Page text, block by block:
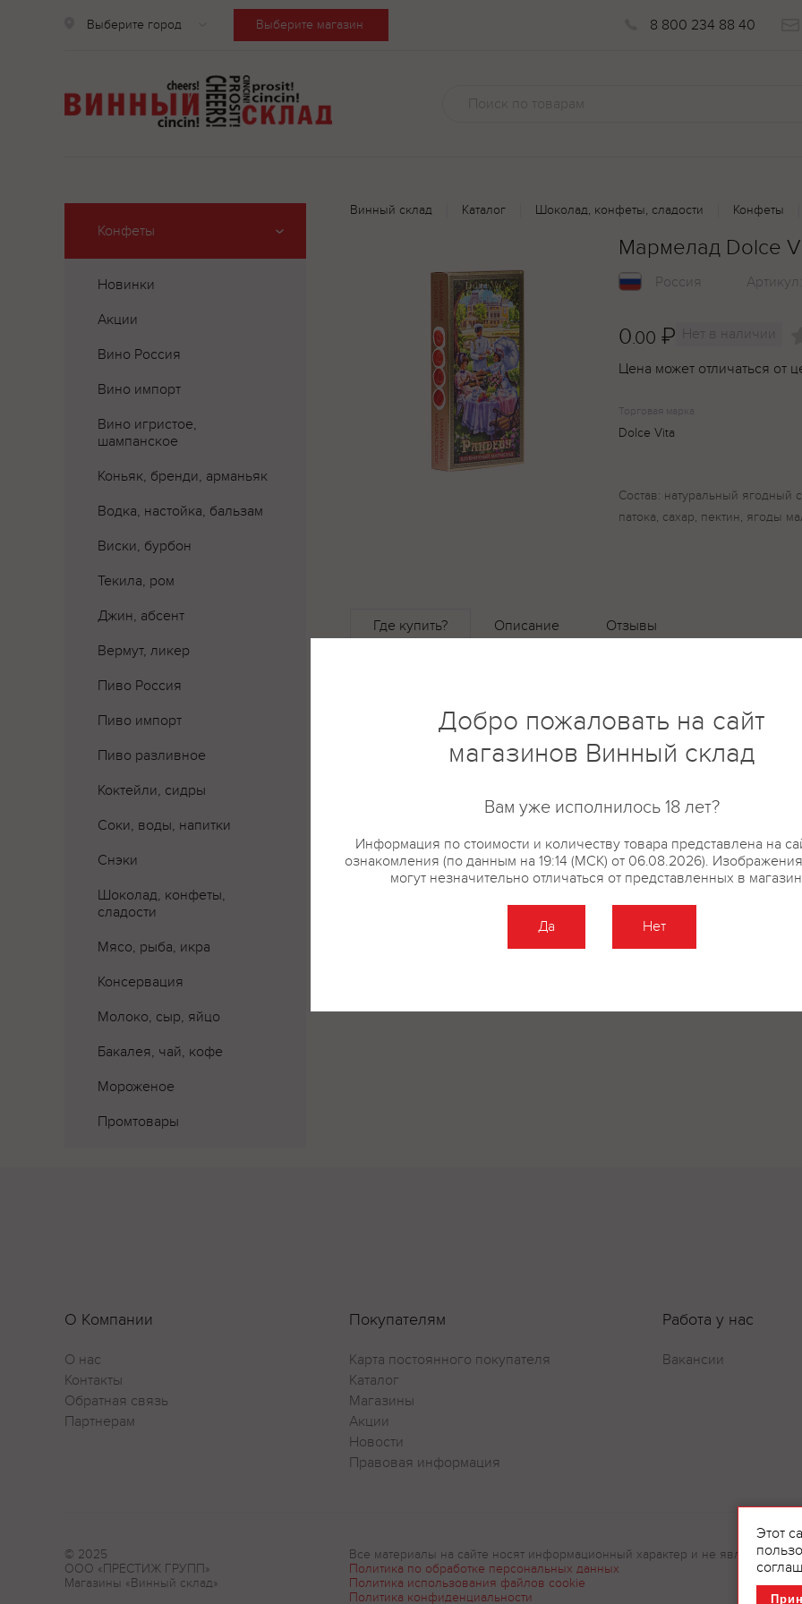
Выберите город Выберите магазин 8 800 234 88 40
Конфеты
Новинки
Акции
Вино Россия
Вино импорт
Вино игристое,
шампанское
Коньяк, бренди, арманьяк
Водка, настойка, бальзам
Виски, бурбон
Текила, ром
Джин, абсент
Вермут, ликер
Пиво Россия
Пиво импорт
Пиво разливное
Коктейли, сидры
Соки, воды, напитки
Снэки
Шоколад, конфеты,
сладости
Мясо, рыба, икра
Консервация
Молоко, сыр, яйцо
Бакалея, чай, кофе
Мороженое
Промтовары
Винный склад Каталог Шоколад, конфеты, сладости Конфеты
Мармелад Dolce
Россия Артикул:
0.00 ₽ Нет в наличии
Цена может отличаться от
Торговая марка
Dolce Vita
Состав: натуральный
патока, сахар, пектин, ягоды
Где купить? Описание Отзывы
О Компании
О нас
Контакты
Обратная связь
Партнерам
Покупателям
Карта постоянного покупателя
Каталог
Магазины
Акции
Новости
Правовая информация
Работа у нас
Вакансии
© 2025
ООО «ПРЕСТИЖ ГРУПП»
Магазины «Винный склад»
Все материалы на сайте носят информационный характер и не являются
Политика по обработке персональных данных
Политика использования файлов cookie
Политика конфиденциальности
Этот
Добро пожаловать на сайт
магазинов Винный склад
Вам уже исполнилось 18 лет?
Информация по стоимости и количеству товара представлена на
ознакомления (по данным на 19:14 (МСК) от 06.08.2026).
могут незначительно отличаться от представленных в
Да Нет